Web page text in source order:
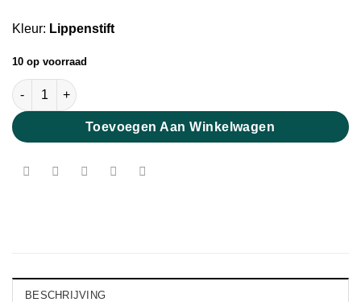
Kleur: Lippenstift
10 op voorraad
Extra Fijne Merino Lontwol Lippenstift 19 micron aantal
Toevoegen Aan Winkelwagen
BESCHRIJVING